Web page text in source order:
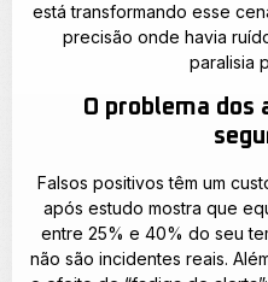
está transformando esse
precisão onde havia
paralisia
O problema dos
Falsos positivos têm um
após estudo mostra que
entre 25% e 40% do seu
não são incidentes reais.